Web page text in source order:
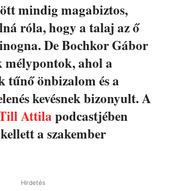
mindig magabiztos,
róla, hogy a talaj az ő
De Bochkor Gábor
mélypontok, ahol a
tűnő önbizalom és a
kevésnek bizonyult. A
Attilapodcastjében
a szakember
Hirdetés